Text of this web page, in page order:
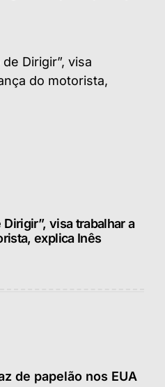
visa trabalhar a
explica Inês
de papelão nos EUA